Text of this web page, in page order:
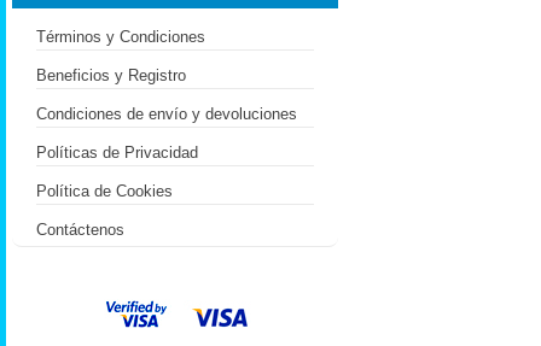
Términos y Condiciones
Beneficios y Registro
Condiciones de envío y devoluciones
Políticas de Privacidad
Política de Cookies
Contáctenos